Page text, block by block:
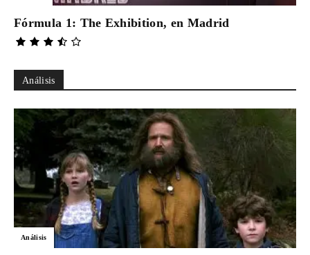
Fórmula 1: The Exhibition, en Madrid
Análisis
Análisis